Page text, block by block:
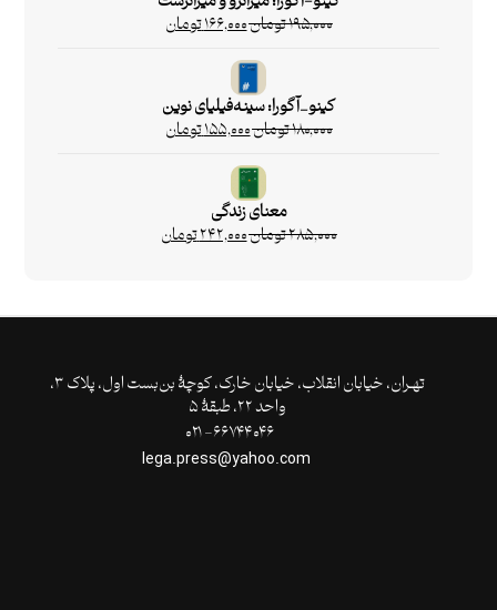
۱۹۵,۰۰۰تومان۱۶۶,۰۰۰تومان
کینو_آگورا: سینه‌فیلیای نوین
۱۸۰,۰۰۰تومان۱۵۵,۰۰۰تومان
معنای زندگی
۲۸۵,۰۰۰تومان۲۴۲,۰۰۰تومان
تهـران،‌ خیابان انقلاب، خیابان خارک، کوچۀ بن‌بست اول، پلاک ۳،
واحد ۲۲، طبقۀ ۵